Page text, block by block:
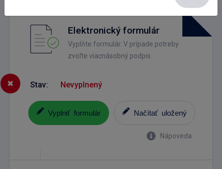
Elektronický formulár
Vyplňte formulár. V prípade potreby
zvoľte viacnásobný podpis.
Stav: Nevyplnený
Vyplniť formulár Načítať uložený
Nápoveda